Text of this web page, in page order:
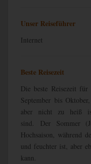
Unser Reiseführer
Internet
Beste Reisezeit
Die beste Reisezeit
September bis Oktober
aber nicht zu heiß
sind. Der Sommer
Hochsaison, während
und feuchter ist, aber
kann.